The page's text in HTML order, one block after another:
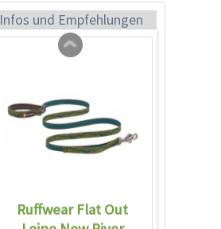
Infos und Empfehlungen
Ruffwear Flat Out